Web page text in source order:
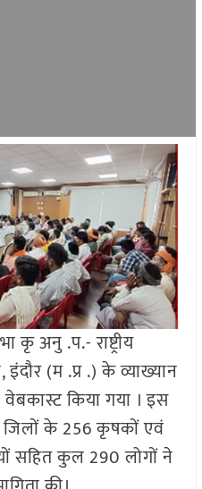
कृ अनु .प.- राष्ट्रीय
(म .प्र .) के व्याख्यान
किया गया । इस
जिलों के 256 कृषकों एवं
सहित कुल 290 लोगों ने